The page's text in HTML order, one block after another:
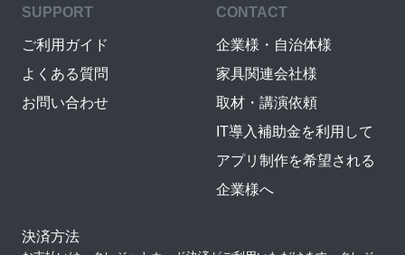
SUPPORT
ご利用ガイド
よくある質問
お問い合わせ
CONTACT
企業様・自治体様
家具関連会社様
取材・講演依頼
IT導入補助金を利用して
アプリ制作を希望される
企業様へ
決済方法